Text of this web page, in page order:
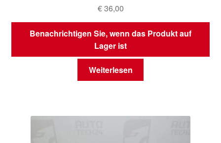
€36,00
Benachrichtigen Sie, wenn das Produkt auf
Lager ist
Weiterlesen